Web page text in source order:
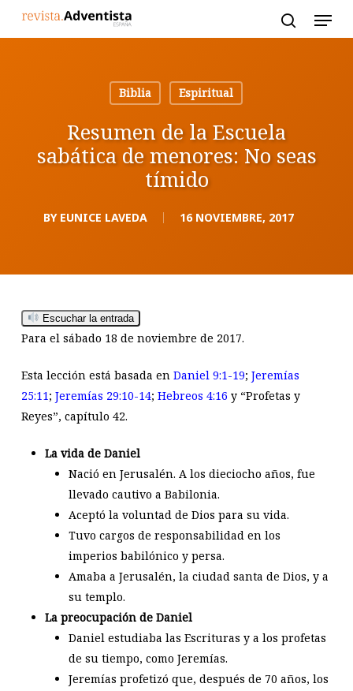
Biblia
Espiritual
Resumen de la Escuela
sabática de menores: No seas
tímido
BY EUNICE LAVEDA 16 NOVIEMBRE, 2017
Escuchar la entrada
Para el sábado 18 de noviembre de 2017.
Esta lección está basada en Daniel 9:1-19; Jeremías
25:11; Jeremías 29:10-14; Hebreos 4:16 y “Profetas y
Reyes”, capítulo 42.
La vida de Daniel
Nació en Jerusalén. A los dieciocho años, fue
llevado cautivo a Babilonia.
Aceptó la voluntad de Dios para su vida.
Tuvo cargos de responsabilidad en los
imperios babilónico y persa.
Amaba a Jerusalén, la ciudad santa de Dios, y a
su templo.
La preocupación de Daniel
Daniel estudiaba las Escrituras y a los profetas
de su tiempo, como Jeremías.
Jeremías profetizó que, después de 70 años, los